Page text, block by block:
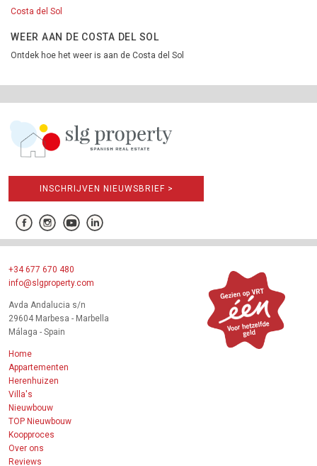
Costa del Sol
WEER AAN DE COSTA DEL SOL
Ontdek hoe het weer is aan de Costa del Sol
INSCHRIJVEN NIEUWSBRIEF >
+34 677 670 480
info@slgproperty.com
Avda Andalucia s/n
29604 Marbesa - Marbella
Málaga - Spain
Home
Appartementen
Herenhuizen
Villa's
Nieuwbouw
TOP Nieuwbouw
Koopproces
Over ons
Reviews